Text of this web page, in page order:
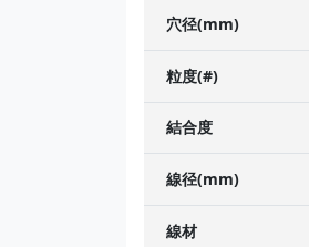
穴径(mm)
粒度(#)
結合度
線径(mm)
線材